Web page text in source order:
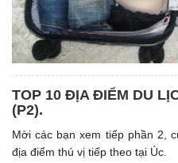
TOP 10 ĐỊA ĐIỂM DU
(P2).
Mời các bạn xem tiếp phần 2,
địa điểm thú vị tiếp theo tại Úc.